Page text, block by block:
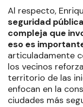
Al respecto,
seguridad
compleja que
eso es
articuladamente
los vecinos
territorio de las
enfocan en la
ciudades más